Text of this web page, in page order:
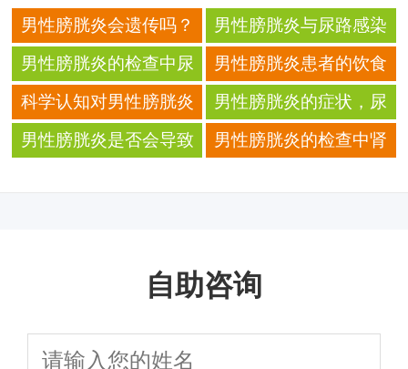
男性膀胱炎会遗传吗？
家族健康史与疾病风险
男性膀胱炎与尿路感染
的早期信号
男性膀胱炎的检查中尿
沉渣检查的操作步骤
男性膀胱炎患者的饮食
中五谷杂粮的食用频率
科学认知对男性膀胱炎
防范有何意义
男性膀胱炎的症状，尿
液中带血是信号吗
男性膀胱炎是否会导致
男性膀胱炎的检查中肾
自助咨询